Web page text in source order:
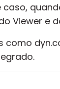
Viewer e